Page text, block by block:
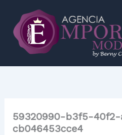
contenido
59320990-b3f5-
cb046453cce4